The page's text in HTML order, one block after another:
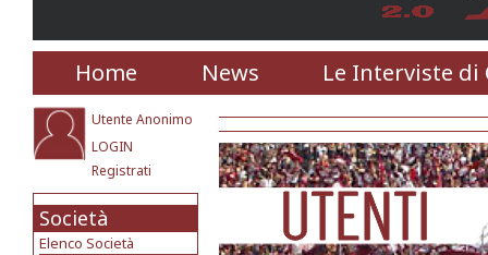
Home News Le Interviste di
Utente Anonimo
LOGIN
Registrati
Società
Elenco Società